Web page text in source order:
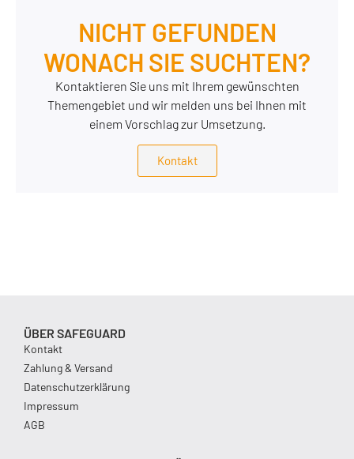
NICHT GEFUNDEN
WONACH SIE SUCHTEN?
Kontaktieren Sie uns mit Ihrem gewünschten
Themengebiet und wir melden uns bei Ihnen mit
einem Vorschlag zur Umsetzung.
Kontakt
ÜBER SAFEGUARD
Kontakt
Zahlung & Versand
Datenschutzerklärung
Impressum
AGB